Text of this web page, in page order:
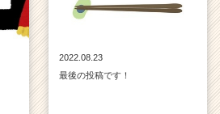
2022.08.23
最後の投稿です！